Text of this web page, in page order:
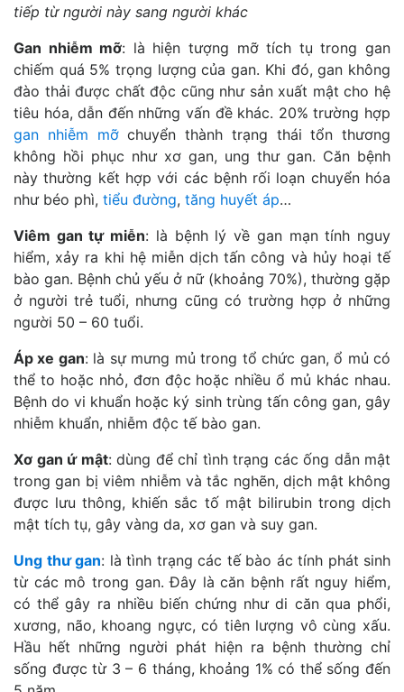
tiếp từ người này sang người khác
Gan nhiễm mỡ: là hiện tượng mỡ tích tụ trong gan
chiếm quá 5% trọng lượng của gan. Khi đó, gan không
đào thải được chất độc cũng như sản xuất mật cho hệ
tiêu hóa, dẫn đến những vấn đề khác. 20% trường hợp
gan nhiễm mỡchuyển thành trạng thái tổn thương
không hồi phục như xơ gan, ung thư gan. Căn bệnh
này thường kết hợp với các bệnh rối loạn chuyển hóa
như béo phì, tiểu đường, tăng huyết áp…
Viêm gan tự miễn: là bệnh lý về gan mạn tính nguy
hiểm, xảy ra khi hệ miễn dịch tấn công và hủy hoại tế
bào gan. Bệnh chủ yếu ở nữ (khoảng 70%), thường gặp
ở người trẻ tuổi, nhưng cũng có trường hợp ở những
người 50 – 60 tuổi.
Áp xe gan: là sự mưng mủ trong tổ chức gan, ổ mủ có
thể to hoặc nhỏ, đơn độc hoặc nhiều ổ mủ khác nhau.
Bệnh do vi khuẩn hoặc ký sinh trùng tấn công gan, gây
nhiễm khuẩn, nhiễm độc tế bào gan.
Xơ gan ứ mật: dùng để chỉ tình trạng các ống dẫn mật
trong gan bị viêm nhiễm và tắc nghẽn, dịch mật không
được lưu thông, khiến sắc tố mật bilirubin trong dịch
mật tích tụ, gây vàng da, xơ gan và suy gan.
Ung thư gan: là tình trạng các tế bào ác tính phát sinh
từ các mô trong gan. Đây là căn bệnh rất nguy hiểm,
có thể gây ra nhiều biến chứng như di căn qua phổi,
xương, não, khoang ngực, có tiên lượng vô cùng xấu.
Hầu hết những người phát hiện ra bệnh thường chỉ
sống được từ 3 – 6 tháng, khoảng 1% có thể sống đến